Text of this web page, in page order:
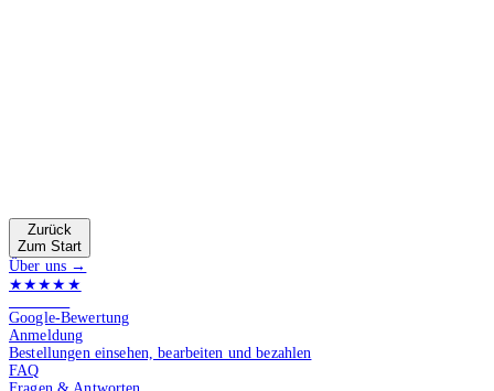
Zurück
Zum Start
Über uns →
★★★★★
Google-Bewertung
Anmeldung
Bestellungen einsehen, bearbeiten und bezahlen
FAQ